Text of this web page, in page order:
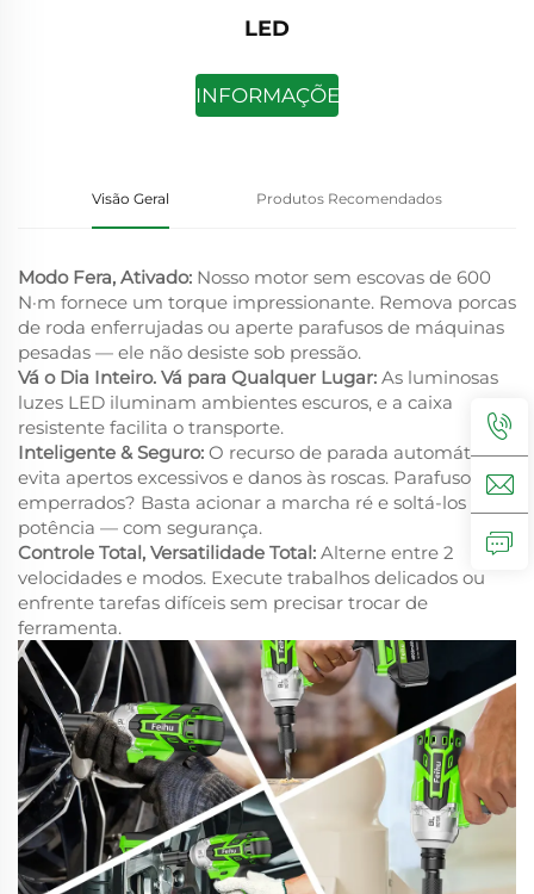
LED
INFORMAÇÕES
Visão Geral Produtos Recomendados
Modo Fera, Ativado: Nosso motor sem escovas de 600
N·m fornece um torque impressionante. Remova porcas
de roda enferrujadas ou aperte parafusos de máquinas
pesadas — ele não desiste sob pressão.
Vá o Dia Inteiro. Vá para Qualquer Lugar: As luminosas
luzes LED iluminam ambientes escuros, e a caixa
resistente facilita o transporte.
Inteligente & Seguro: O recurso de parada automática
evita apertos excessivos e danos às roscas. Parafusos
emperrados? Basta acionar a marcha ré e soltá-los com
potência — com segurança.
Controle Total, Versatilidade Total: Alterne entre 2
velocidades e modos. Execute trabalhos delicados ou
enfrente tarefas difíceis sem precisar trocar de
ferramenta.